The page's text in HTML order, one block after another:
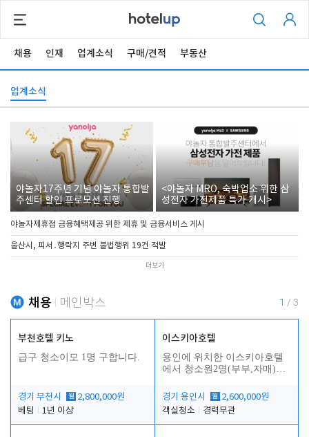
채용 인재 업계소식 구매/견적 부동산
업계소식
야놀자17주년 기념 야놀자 통합발
주센터 할인 프로모션 진행
<야놀자 MRO, 숙박업소 위한 삼
성전자 가전제품 특가 개시>
야놀자제휴점 금융혜택제공 위한 제휴 및 금융서비스 게시
울산시, 피서․행락지 주변 불법행위 19건 적발
더보기
채용 메인박스 1 / 3
부천호텔 키노
급구 청소이모 1명 구합니다.
경기 부천시 월 2,800,000원
베팅
1년 이상
이스키아호텔
용인에 위치한 이스키아호텔
에서 청소원2명(부부,자매)을
경기 용인시
월 2,600,000원
객실청소
경력무관